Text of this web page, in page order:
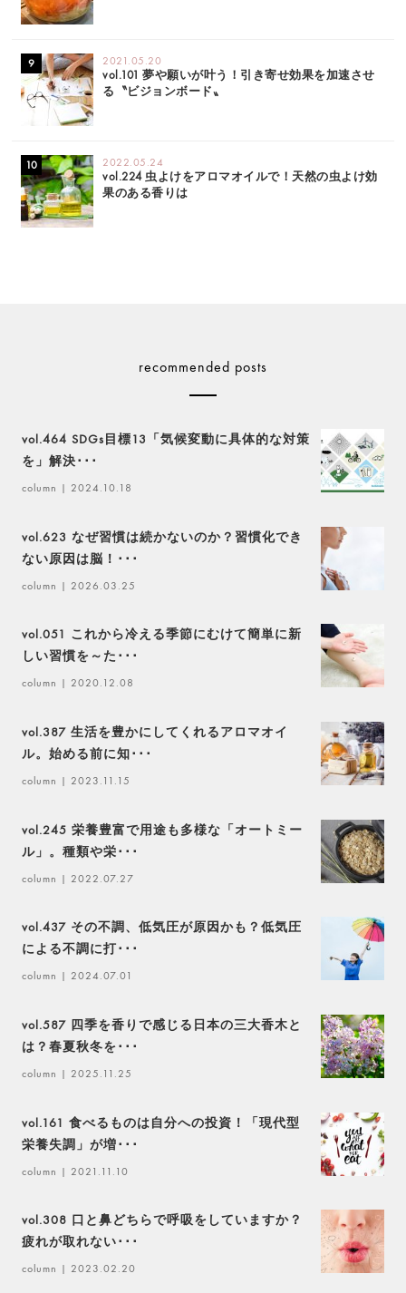
2021.05.20
vol.101 夢や願いが叶う！引き寄せ効果を加速させ
る〝ビジョンボード〟
2022.05.24
vol.224 虫よけをアロマオイルで！天然の虫よけ効
果のある香りは
recommended posts
vol.464 SDGs目標13「気候変動に具体的な対策
を」解決･･･
column | 2024.10.18
vol.623 なぜ習慣は続かないのか？習慣化でき
ない原因は脳！･･･
column | 2026.03.25
vol.051 これから冷える季節にむけて簡単に新
しい習慣を～た･･･
column | 2020.12.08
vol.387 生活を豊かにしてくれるアロマオイ
ル。始める前に知･･･
column | 2023.11.15
vol.245 栄養豊富で用途も多様な「オートミー
ル」。種類や栄･･･
column | 2022.07.27
vol.437 その不調、低気圧が原因かも？低気圧
による不調に打･･･
column | 2024.07.01
vol.587 四季を香りで感じる日本の三大香木と
は？春夏秋冬を･･･
column | 2025.11.25
vol.161 食べるものは自分への投資！「現代型
栄養失調」が増･･･
column | 2021.11.10
vol.308 口と鼻どちらで呼吸をしていますか？
疲れが取れない･･･
column | 2023.02.20